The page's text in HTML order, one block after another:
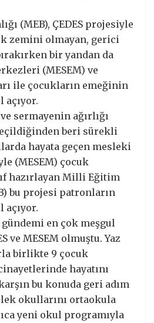
(MEB), ÇEDES projesiyle
zemini olmayan, gerici
bir yandan da
(MESEM) ve
ile çocukların emeğinin
açıyor.
sermayenin ağırlığı
beri sürekli
hayata geçen mesleki
(MESEM) çocuk
hazırlayan Milli Eğitim
bu projesi patronların
en çok meşgul
ve MESEM olmuştu. Yaz
birlikte 9 çocuk
hayatını
bu konuda geri adım
okullarını ortaokula
yeni okul programıyla